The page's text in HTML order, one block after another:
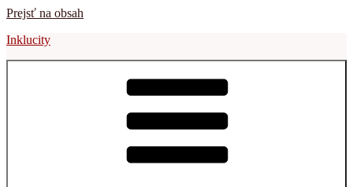
Prejsť na obsah
Inklucity